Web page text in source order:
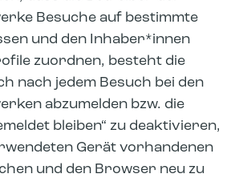
Besuche auf bestimmte
und den Inhaber*innen
zuordnen, besteht die
nach jedem Besuch bei den
abzumelden bzw. die
bleiben“ zu deaktivieren,
Gerät vorhandenen
und den Browser neu zu